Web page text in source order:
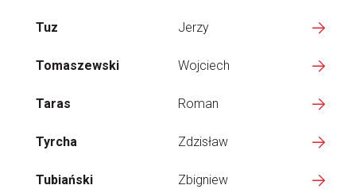
Tuz Jerzy
Tomaszewski Wojciech
Taras Roman
Tyrcha Zdzisław
Tubiański Zbigniew